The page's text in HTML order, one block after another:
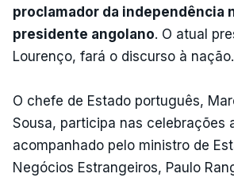
proclamador da independência
presidente angolano. O atual
Lourenço, fará o discurso à nação.
O chefe de Estado português,
Sousa, participa nas celebrações
acompanhado pelo ministro de
Negócios Estrangeiros, Paulo